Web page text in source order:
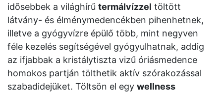
idõsebbek a világhírű termálvízzel töltött
látvány- és élménymedencékben pihenhetnek,
illetve a gyógyvízre épülő több, mint negyven
féle kezelés segítségével gyógyulhatnak, addig
az ifjabbak a kristálytiszta vizű óriásmedence
homokos partján tölthetik aktív szórakozással
szabadidejüket. Töltsön el egy wellness